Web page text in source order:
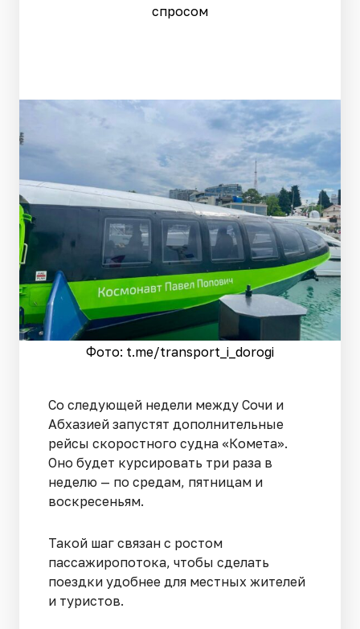
спросом
Фото: t.me/transport_i_dorogi
Со следующей недели между Сочи и
Абхазией запустят дополнительные
рейсы скоростного судна «Комета».
Оно будет курсировать три раза в
неделю — по средам, пятницам и
воскресеньям.
Такой шаг связан с ростом
пассажиропотока, чтобы сделать
поездки удобнее для местных жителей
и туристов.